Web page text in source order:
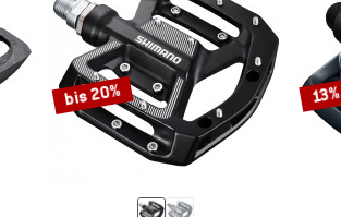
bis 20% 13%